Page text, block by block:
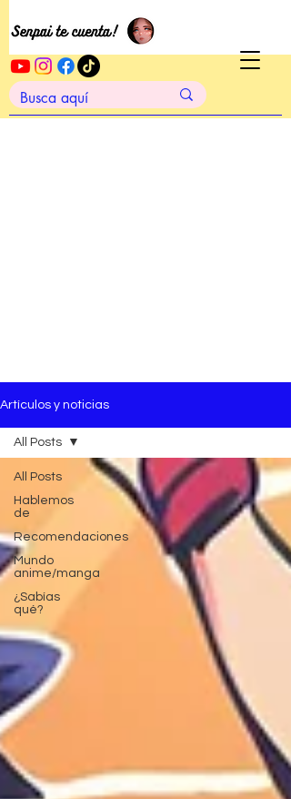
Artículos y noticias
All Posts
Hablemos
de
Recomendaciones
Mundo
anime/manga
¿Sabías
qué?
All Posts